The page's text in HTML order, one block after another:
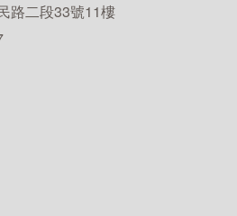
路二段33號11樓